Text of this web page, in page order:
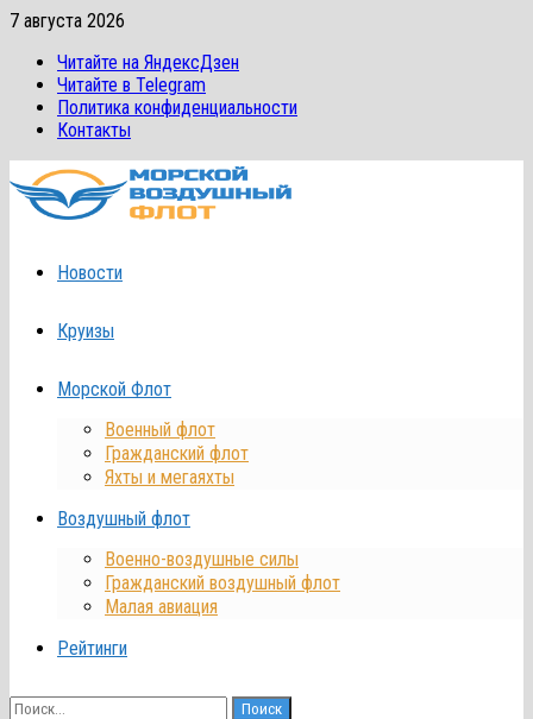
Перейти
содержимому
7 августа 2026
Читайте на ЯндексДзен
Читайте в Telegram
Политика конфиденциальности
Контакты
Новости
Круизы
Морской Флот
Военный флот
Гражданский флот
Яхты и мегаяхты
Воздушный флот
Военно-воздушные силы
Гражданский воздушный флот
Малая авиация
Рейтинги
Найти: